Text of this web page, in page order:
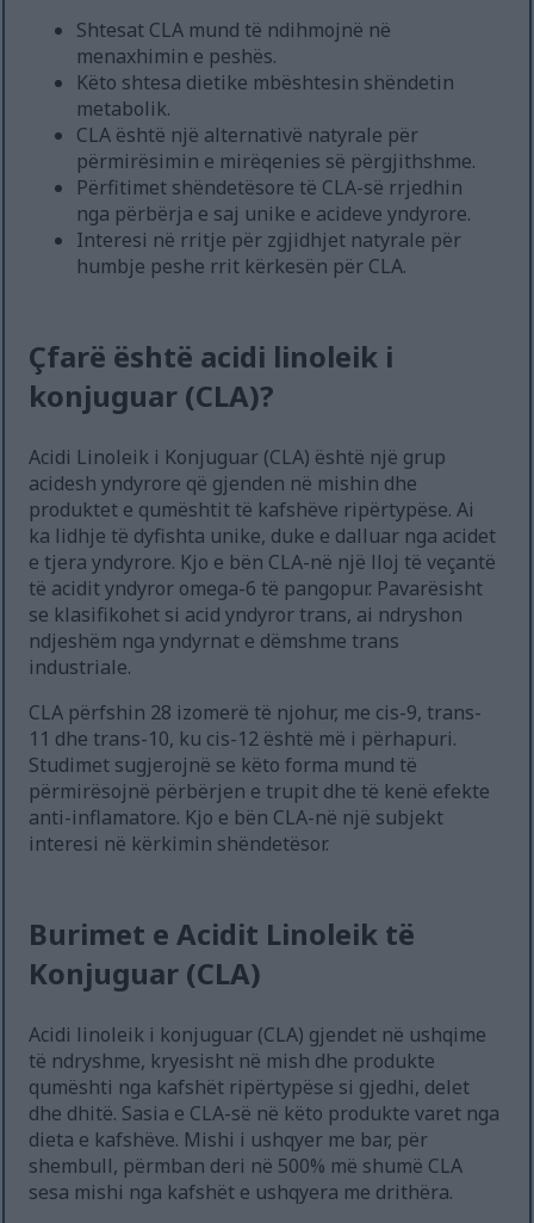
Shtesat CLA mund të ndihmojnë në
menaxhimin e peshës.
Këto shtesa dietike mbështesin shëndetin
metabolik.
CLA është një alternativë natyrale për
përmirësimin e mirëqenies së përgjithshme.
Përfitimet shëndetësore të CLA-së rrjedhin
nga përbërja e saj unike e acideve yndyrore.
Interesi në rritje për zgjidhjet natyrale për
humbje peshe rrit kërkesën për CLA.
Çfarë është acidi linoleik i
konjuguar (CLA)?
Acidi Linoleik i Konjuguar (CLA) është një grup
acidesh yndyrore që gjenden në mishin dhe
produktet e qumështit të kafshëve ripërtypëse. Ai
ka lidhje të dyfishta unike, duke e dalluar nga acidet
e tjera yndyrore. Kjo e bën CLA-në një lloj të veçantë
të acidit yndyror omega-6 të pangopur. Pavarësisht
se klasifikohet si acid yndyror trans, ai ndryshon
ndjeshëm nga yndyrnat e dëmshme trans
industriale.
CLA përfshin 28 izomerë të njohur, me cis-9, trans-
11 dhe trans-10, ku cis-12 është më i përhapuri.
Studimet sugjerojnë se këto forma mund të
përmirësojnë përbërjen e trupit dhe të kenë efekte
anti-inflamatore. Kjo e bën CLA-në një subjekt
interesi në kërkimin shëndetësor.
Burimet e Acidit Linoleik të
Konjuguar (CLA)
Acidi linoleik i konjuguar (CLA) gjendet në ushqime
të ndryshme, kryesisht në mish dhe produkte
qumështi nga kafshët ripërtypëse si gjedhi, delet
dhe dhitë. Sasia e CLA-së në këto produkte varet nga
dieta e kafshëve. Mishi i ushqyer me bar, për
shembull, përmban deri në 500% më shumë CLA
sesa mishi nga kafshët e ushqyera me drithëra.